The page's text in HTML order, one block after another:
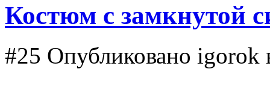
Костюм с замкнутой
#25 Опубликовано